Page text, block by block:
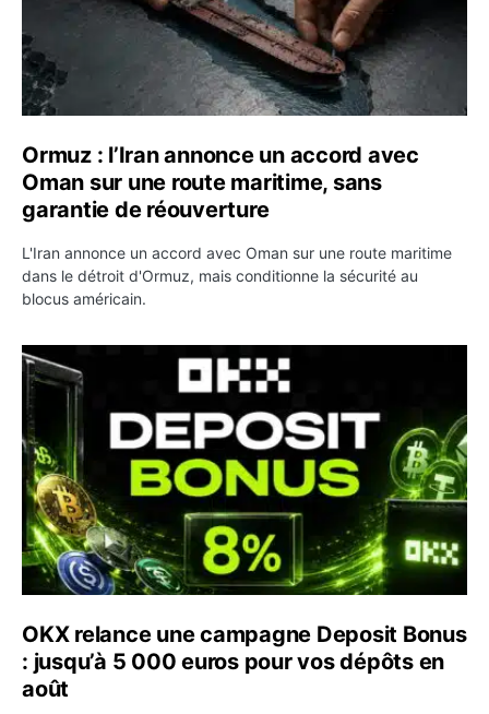
Ormuz : l’Iran annonce un accord avec
Oman sur une route maritime, sans
garantie de réouverture
L'Iran annonce un accord avec Oman sur une route maritime
dans le détroit d'Ormuz, mais conditionne la sécurité au
blocus américain.
OKX relance une campagne Deposit Bonus : jusqu’à 5
OKX relance une campagne Deposit Bonus
: jusqu’à 5 000 euros pour vos dépôts en
août